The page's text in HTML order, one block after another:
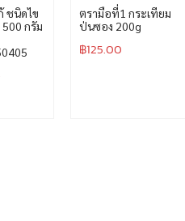
ชนิดไข
กรัม
ตรามือที่1 กระเทียม
ป่นซอง 200g
฿125.00